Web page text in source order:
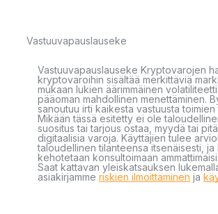
Vastuuvapauslauseke
Vastuuvapauslauseke Kryptovarojen
kryptovaroihin sisältää merkittäviä
mukaan lukien äärimmäinen
pääoman mahdollinen menettäminen.
sanoutuu irti kaikesta vastuusta toimien
Mikään tässä esitetty ei ole
suositus tai tarjous ostaa, myydä tai
digitaalisia varoja. Käyttäjien tulee
taloudellinen tilanteensa itsenäisesti, ja
kehotetaan konsultoimaan
Saat kattavan yleiskatsauksen
asiakirjamme riskien ilmoittaminen ja